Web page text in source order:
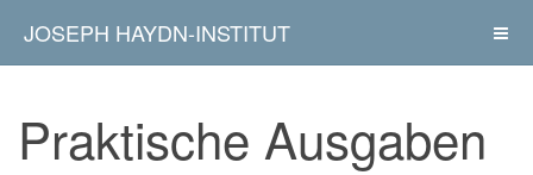
JOSEPH HAYDN-INSTITUT
Praktische Ausgaben